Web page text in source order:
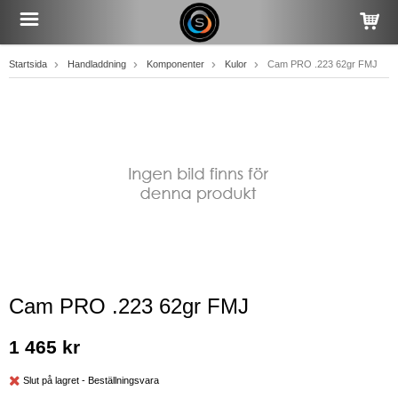
Startsida Handladdning Komponenter Kulor Cam PRO .223 62gr FMJ
Cam PRO .223 62gr FMJ
1 465 kr
Slut på lagret - Beställningsvara